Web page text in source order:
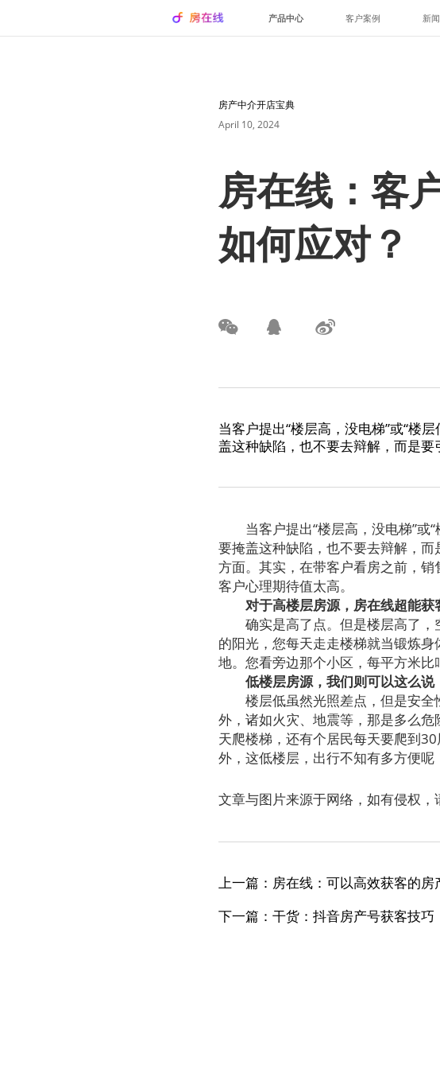
产品中心 客户案例 新
房产中介开店宝典
April 10, 2024
房在线：客
如何应对？
当客户提出“楼层高，没电梯”或“楼
盖这种缺陷，也不要去辩解，而是要
当客户提出“楼层高，没电梯”或“
要掩盖这种缺陷，也不要去辩解，
方面。其实，在带客户看房之前，
客户心理期待值太高。
对于高楼层房源，房在线超能获
确实是高了点。但是楼层高了，
的阳光，您每天走走楼梯就当锻炼
地。您看旁边那个小区，每平方米比
低楼层房源，我们则可以这么说
楼层低虽然光照差点，但是安全
外，诸如火灾、地震等，那是多么
天爬楼梯，还有个居民每天要爬到
外，这低楼层，出行不知有多方便呢
文章与图片来源于网络，如有侵权，
上一篇：房在线：可以高效获客的房
下一篇：干货：抖音房产号获客技巧